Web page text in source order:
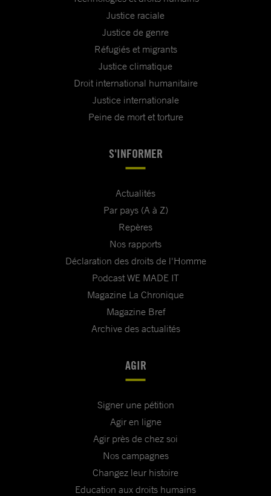
Justice raciale
Justice de genre
Réfugiés et migrants
Justice climatique
Droit international humanitaire
Justice internationale
Peine de mort et torture
S'INFORMER
Actualités
Par pays (A à Z)
Repères
Nos rapports
Déclaration des droits de l'Homme
Podcast WE MADE IT
Magazine La Chronique
Magazine Bref
Archive des actualités
AGIR
Signer une pétition
Agir en ligne
Agir près de chez soi
Nos campagnes
Changez leur histoire
Education aux droits humains